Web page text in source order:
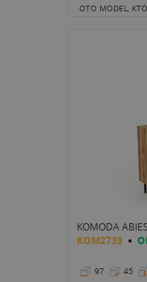
KOMODA ABIES
KOM2733
97 45